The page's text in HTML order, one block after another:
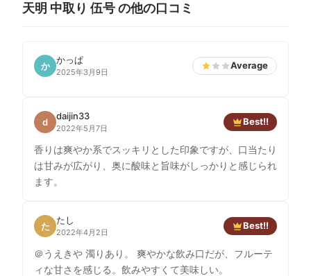
天明 中取り 伍号 の他の口コミ
か
かっぱ
2025年3月9日
Average
d
daijin33
2022年5月7日
Best!!
香りは爽やか系でスッキリとした印象ですが、口当たり
は甘みが広がり、奥に酸味と旨味がしっかりと感じられ
ます。
た
たし
2022年4月2日
Best!!
＠うえきや 濁りあり。 爽やかな飲み口だが、フルーテ
ィな甘さを感じる。飲みやすくて美味しい。